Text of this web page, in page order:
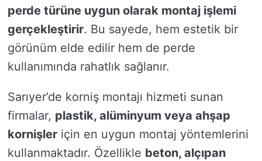
perde türüne uygun olarak montaj işlemi
gerçekleştirir. Bu sayede, hem estetik bir
görünüm elde edilir hem de perde
kullanımında rahatlık sağlanır.
Sarıyer’de korniş montajı hizmeti sunan
firmalar, plastik, alüminyum veya ahşap
kornişler için en uygun montaj yöntemlerini
kullanmaktadır. Özellikle beton, alçıpan